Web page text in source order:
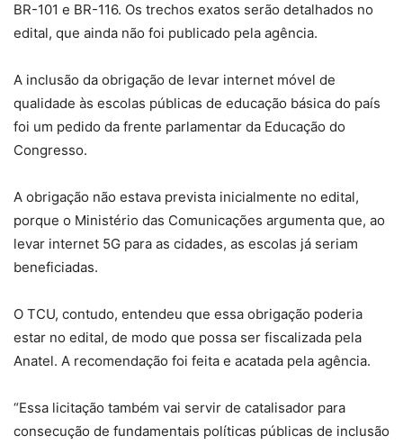
BR-101 e BR-116. Os trechos exatos serão detalhados no
edital, que ainda não foi publicado pela agência.
A inclusão da obrigação de levar internet móvel de
qualidade às escolas públicas de educação básica do país
foi um pedido da frente parlamentar da Educação do
Congresso.
A obrigação não estava prevista inicialmente no edital,
porque o Ministério das Comunicações argumenta que, ao
levar internet 5G para as cidades, as escolas já seriam
beneficiadas.
O TCU, contudo, entendeu que essa obrigação poderia
estar no edital, de modo que possa ser fiscalizada pela
Anatel. A recomendação foi feita e acatada pela agência.
“Essa licitação também vai servir de catalisador para
consecução de fundamentais políticas públicas de inclusão